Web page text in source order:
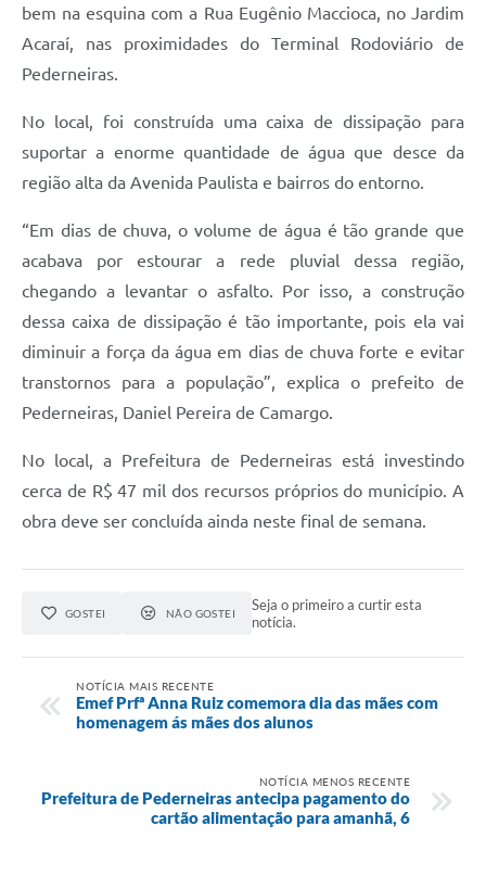
bem na esquina com a Rua Eugênio Maccioca, no Jardim
Acaraí, nas proximidades do Terminal Rodoviário de
Pederneiras.
No local, foi construída uma caixa de dissipação para
suportar a enorme quantidade de água que desce da
região alta da Avenida Paulista e bairros do entorno.
“Em dias de chuva, o volume de água é tão grande que
acabava por estourar a rede pluvial dessa região,
chegando a levantar o asfalto. Por isso, a construção
dessa caixa de dissipação é tão importante, pois ela vai
diminuir a força da água em dias de chuva forte e evitar
transtornos para a população”, explica o prefeito de
Pederneiras, Daniel Pereira de Camargo.
No local, a Prefeitura de Pederneiras está investindo
cerca de R$ 47 mil dos recursos próprios do município. A
obra deve ser concluída ainda neste final de semana.
GOSTEI NÃO GOSTEI
Seja o primeiro a curtir esta
notícia.
NOTÍCIA MAIS RECENTE
Emef Prfª Anna Ruiz comemora dia das mães com
homenagem ás mães dos alunos
NOTÍCIA MENOS RECENTE
Prefeitura de Pederneiras antecipa pagamento do
cartão alimentação para amanhã, 6